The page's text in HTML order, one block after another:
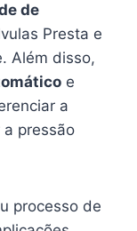
de
Presta e
Além disso,
e
a
pressão
processo de